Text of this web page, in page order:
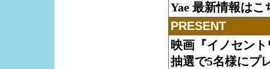
Yae 最新情報はこ
PRESENT
映画『イノセン
抽選で5名様にプ